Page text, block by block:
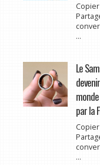
...
Le
par la
...